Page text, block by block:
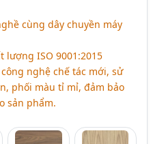
cùng dây chuyền máy
lượng ISO 9001:2015
nghệ chế tác mới, sử
phối màu tỉ mỉ, đảm bảo
sản phẩm.